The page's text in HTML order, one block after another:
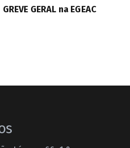
GERAL na EGEAC